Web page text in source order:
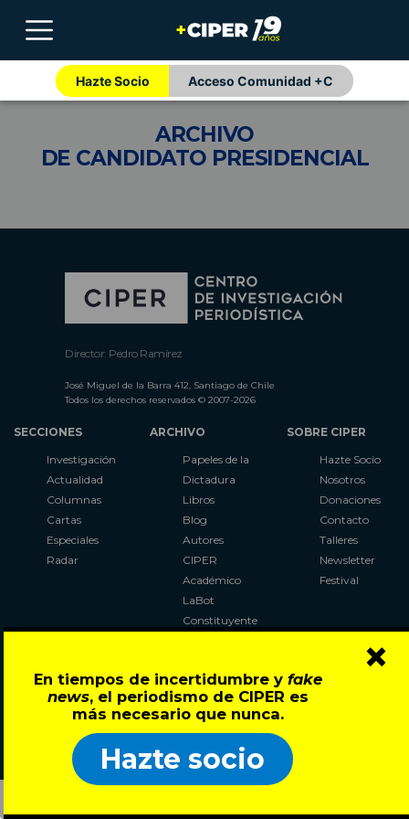
En tiempos de incertidumbre y fake
news, el periodismo de CIPER es
más necesario que nunca.
Hazte socio
×
Hazte Socio Acceso Comunidad +C
ARCHIVO
DE CANDIDATO PRESIDENCIAL
Director: Pedro Ramírez
José Miguel de la Barra 412, Santiago de Chile
Todos los derechos reservados © 2007-2026
SECCIONES
Investigación
Actualidad
Columnas
Cartas
Especiales
Radar
ARCHIVO
Papeles de la
Dictadura
Libros
Blog
Autores
CIPER
Académico
LaBot
Constituyente
SOBRE CIPER
Hazte Socio
Nosotros
Donaciones
Contacto
Talleres
Newsletter
Festival
Síguenos en: